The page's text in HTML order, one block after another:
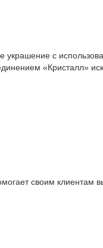
с
«Кристалл»
своим клиентам